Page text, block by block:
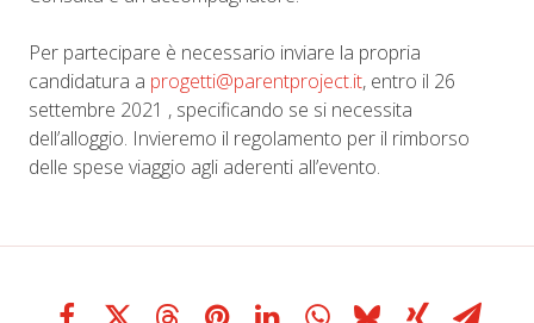
Per partecipare è necessario inviare la propria
candidatura a progetti@parentproject.it, entro il 26
settembre 2021 , specificando se si necessita
dell’alloggio. Invieremo il regolamento per il rimborso
delle spese viaggio agli aderenti all’evento.